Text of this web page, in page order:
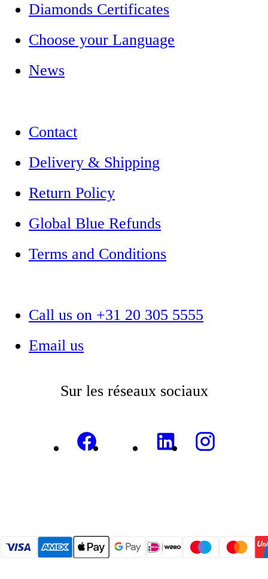
Diamonds Certificates
Choose your Language
News
Contact
Delivery & Shipping
Return Policy
Global Blue Refunds
Terms and Conditions
Call us on +31 20 305 5555
Email us
Sur les réseaux sociaux